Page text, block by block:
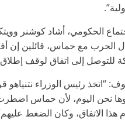
الحكومي، أشاد كوشنر
الحرب مع حماس، قائلين إن
للتوصل إلى اتفاق لوقف إطلاق
“اتخذ رئيس الوزراء نتنياهو
نحن اليوم، لأن حماس
هذا الاتفاق، وكان الضغط